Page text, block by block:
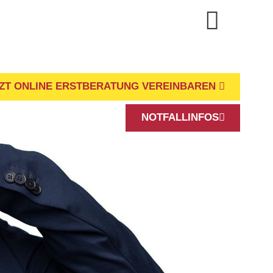
ONLINE ERSTBERATUNG VEREINBAREN
NOTFALLINFOS